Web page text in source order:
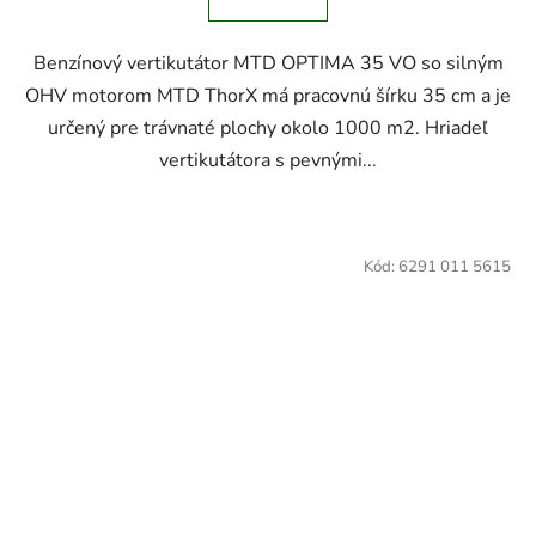
Benzínový vertikutátor MTD OPTIMA 35 VO so silným
OHV motorom MTD ThorX má pracovnú šírku 35 cm a je
určený pre trávnaté plochy okolo 1000 m2. Hriadeľ
vertikutátora s pevnými...
Kód: 6291 011 5615